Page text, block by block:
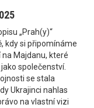
„Prah(y)“
kdy si připomínáme
Majdanu, které
společenství.
se stala
Ukrajinci nahlas
na vlastní vizi